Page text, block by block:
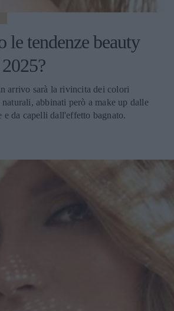
le tendenze beauty
arrivo sarà la rivincita dei colori
abbinati però a make up dalle
e da capelli dall'effetto bagnato.